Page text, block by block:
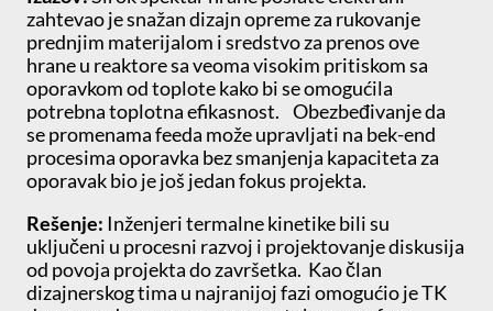
zahtevao je snažan dizajn opreme za rukovanje
prednjim materijalom i sredstvo za prenos ove
hrane u reaktore sa veoma visokim pritiskom sa
oporavkom od toplote kako bi se omogućila
potrebna toplotna efikasnost. Obezbeđivanje da
se promenama feeda može upravljati na bek-end
procesima oporavka bez smanjenja kapaciteta za
oporavak bio je još jedan fokus projekta.
Rešenje: Inženjeri termalne kinetike bili su
uključeni u procesni razvoj i projektovanje diskusija
od povoja projekta do završetka. Kao član
dizajnerskog tima u najranijoj fazi omogućio je TK